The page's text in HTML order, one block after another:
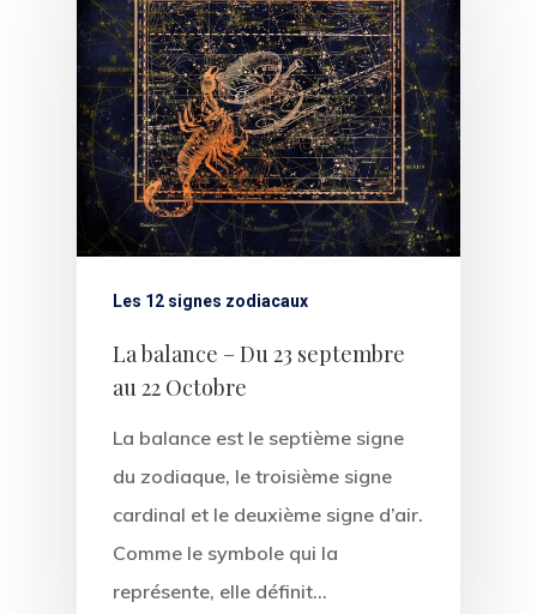
Les 12 signes zodiacaux
La balance – Du 23 septembre
au 22 Octobre
La balance est le septième signe
du zodiaque, le troisième signe
cardinal et le deuxième signe d’air.
Comme le symbole qui la
représente, elle définit…